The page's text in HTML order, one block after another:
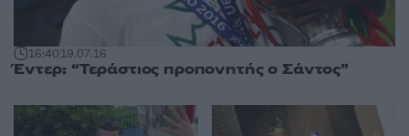
16:4019.07.16
Έντερ: “Τεράστιος προπονητής ο Σάντος”